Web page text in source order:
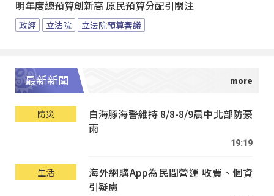
明年度總預算創新高 原民預算分配引關注
政經 立法院 立法院預算審議
最新新聞
防災
白海豚海警維持 8/8-8/9晨中北部防豪
雨
19:19
生活
海外網購App為民間營運 收費、個資
引疑慮